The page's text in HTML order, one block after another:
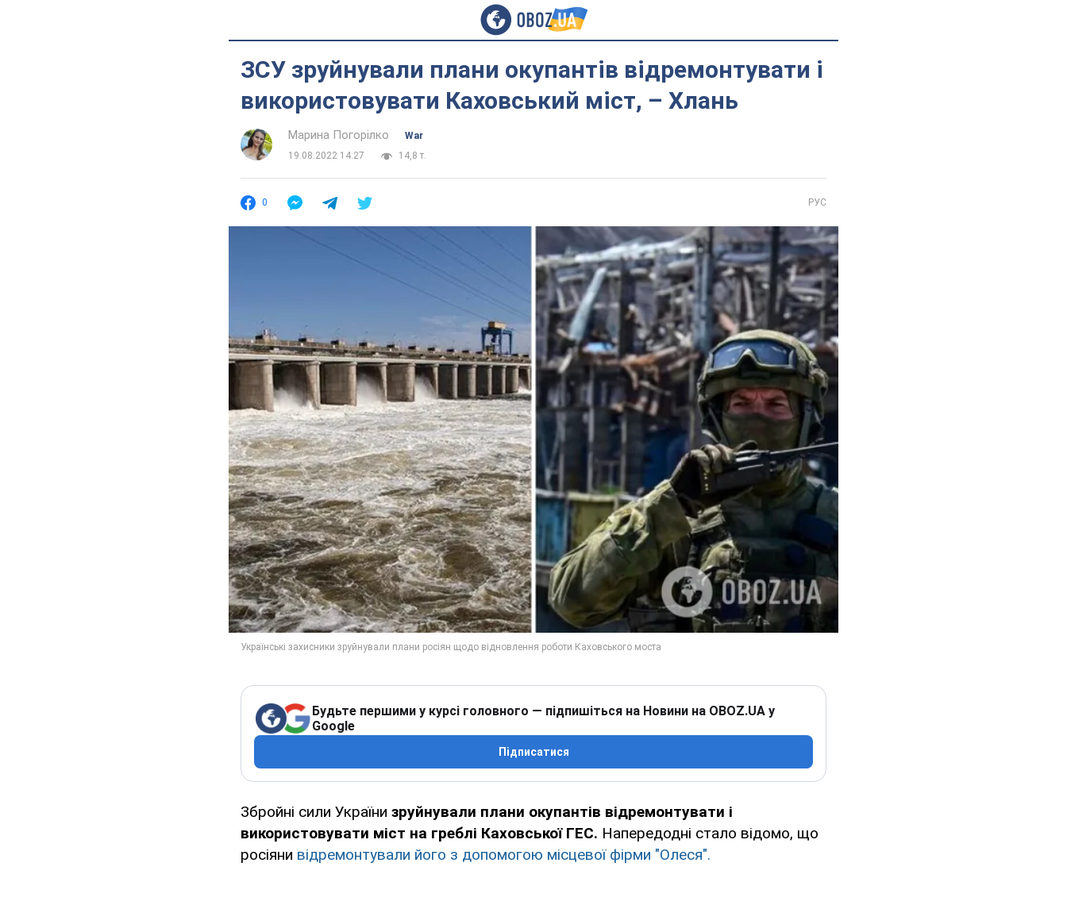
ЗСУ зруйнували плани окупантів відремонтувати і
використовувати Каховський міст, – Хлань
Марина Погорілко
War
19.08.2022 14:27
14,8 т.
0 РУС
Будьте першими у курсі головного — підпишіться на Новини на OBOZ.UA у
Google
Підписатися
Збройні сили України зруйнували плани окупантів відремонтувати і
використовувати міст на греблі Каховської ГЕС. Напередодні стало відомо, що
росіяни відремонтували його з допомогою місцевої фірми "Олеся".